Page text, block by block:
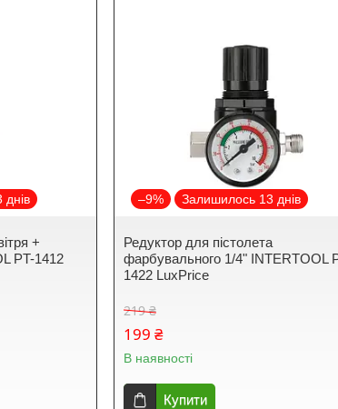
+
PT-1412
–9% Залишилось 13 днів
Редуктор для пістолета
фарбувального 1/4" INTERTOOL
1422 LuxPrice
219 ₴
199 ₴
В наявності
Купити